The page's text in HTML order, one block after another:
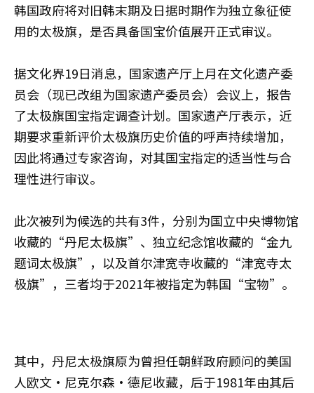
韩国政府将对旧韩末期及日据时期作为独立象征使
用的太极旗，是否具备国宝价值展开正式审议。
据文化界19日消息，国家遗产厅上月在文化遗产委
员会（现已改组为国家遗产委员会）会议上，报告
了太极旗国宝指定调查计划。国家遗产厅表示，近
期要求重新评价太极旗历史价值的呼声持续增加，
因此将通过专家咨询，对其国宝指定的适当性与合
理性进行审议。
此次被列为候选的共有3件，分别为国立中央博物馆
收藏的“丹尼太极旗”、独立纪念馆收藏的“金九
题词太极旗”，以及首尔津宽寺收藏的“津宽寺太
极旗”，三者均于2021年被指定为韩国“宝物”。
其中，丹尼太极旗原为曾担任朝鲜政府顾问的美国
人欧文·尼克尔森·德尼收藏，后于1981年由其后